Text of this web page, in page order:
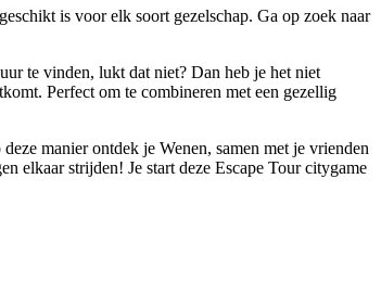
is voor elk soort gezelschap. Ga op zoek naar
te vinden, lukt dat niet? Dan heb je het niet
Perfect om te combineren met een gezellig
manier ontdek je Wenen, samen met je vrienden
elkaar strijden! Je start deze Escape Tour citygame